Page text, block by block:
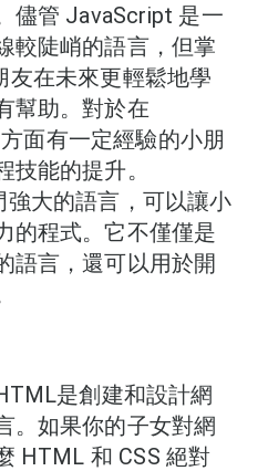
儘管 JavaScript 是一
較陡峭的語言，但掌
在未來更輕鬆地學
幫助。對於在
面有一定經驗的小朋
能的提升。
大的語言，可以讓小
的程式。它不僅僅是
語言，還可以用於開
是創建和設計網
。如果你的子女對網
HTML 和 CSS 絕對